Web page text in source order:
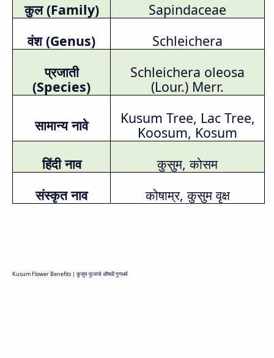
कुल (Family)
Sapindaceae
वंश (Genus)
Schleichera
प्रजाती
(Species)
Schleichera oleosa
(Lour.) Merr.
सामान्य नावे
Kusum Tree, Lac Tree,
Koosum, Kosum
हिंदी नाव
कुसुम,कोसम
संस्कृत नाव
कोषाम्र,कुसुम वृक्ष
Kusum Flower Benefits | कुसुम फुलाचे औषधी गुणधर्म